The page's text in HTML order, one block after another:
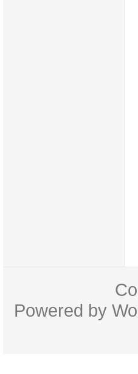
Powered by